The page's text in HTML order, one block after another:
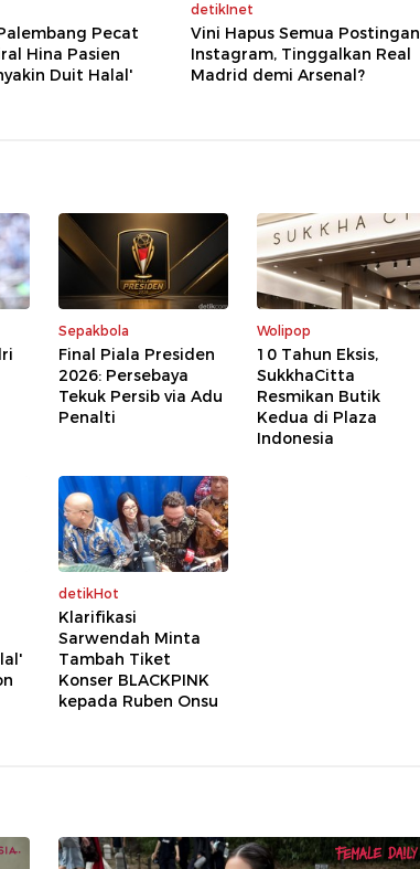
Pecat
Hina Pasien
Duit Halal'
detikInet
Vini Hapus Semua Postingan
Instagram, Tinggalkan Real
Madrid demi Arsenal?
Sepakbola
Final Piala Presiden
2026: Persebaya
Tekuk Persib via Adu
Penalti
Wolipop
10 Tahun Eksis,
SukkhaCitta
Resmikan Butik
Kedua di Plaza
Indonesia
detikHot
Klarifikasi
Sarwendah Minta
Tambah Tiket
Konser BLACKPINK
kepada Ruben Onsu